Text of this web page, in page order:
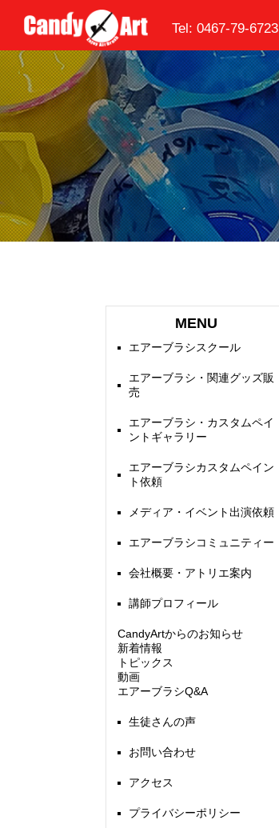
Tel: 0467-79-6723
MENU
エアーブラシスクール
エアーブラシ・関連グッズ販
売
エアーブラシ・カスタムペイ
ントギャラリー
エアーブラシカスタムペイン
ト依頼
メディア・イベント出演依頼
エアーブラシコミュニティー
会社概要・アトリエ案内
講師プロフィール
CandyArtからのお知らせ
新着情報
トピックス
動画
エアーブラシQ&A
生徒さんの声
お問い合わせ
アクセス
プライバシーポリシー